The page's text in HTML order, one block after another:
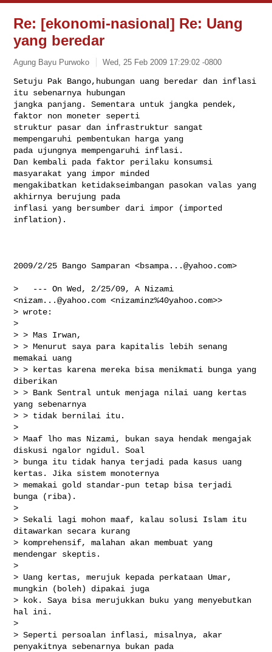
Re: [ekonomi-nasional] Re: Uang
yang beredar
Agung Bayu Purwoko Wed, 25 Feb 2009 17:29:02 -0800
Setuju Pak Bango,hubungan uang beredar dan inflasi
itu sebenarnya hubungan
jangka panjang. Sementara untuk jangka pendek,
faktor non moneter seperti
struktur pasar dan infrastruktur sangat
mempengaruhi pembentukan harga yang
pada ujungnya mempengaruhi inflasi.
Dan kembali pada faktor perilaku konsumsi
masyarakat yang impor minded
mengakibatkan ketidakseimbangan pasokan valas yang
akhirnya berujung pada
inflasi yang bersumber dari impor (imported
inflation).
2009/2/25 Bango Samparan <bsampa...@yahoo.com>
>   --- On Wed, 2/25/09, A Nizami
<nizam...@yahoo.com <nizaminz%40yahoo.com>>
> wrote:
>
> > Mas Irwan,
> > Menurut saya para kapitalis lebih senang
memakai uang
> > kertas karena mereka bisa menikmati bunga yang
diberikan
> > Bank Sentral untuk menjaga nilai uang kertas
yang sebenarnya
> > tidak bernilai itu.
>
> Maaf lho mas Nizami, bukan saya hendak mengajak
diskusi ngalor ngidul. Soal
> bunga itu tidak hanya terjadi pada kasus uang
kertas. Jika sistem monoternya
> memakai gold standar-pun tetap bisa terjadi
bunga (riba).
>
> Sekali lagi mohon maaf, kalau solusi Islam itu
ditawarkan secara kurang
> komprehensif, malahan akan membuat yang
mendengar skeptis.
>
> Uang kertas, merujuk kepada perkataan Umar,
mungkin (boleh) dipakai juga
> kok. Saya bisa merujukkan buku yang menyebutkan
hal ini.
>
> Seperti persoalan inflasi, misalnya, akar
penyakitnya sebenarnya bukan pada